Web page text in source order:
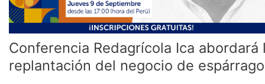
Conferencia Redagrícola Ica abordará
replantación del negocio de